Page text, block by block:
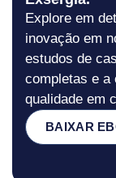
Explore em
inovação em
estudos de
completas e a
qualidade em
BAIXAR